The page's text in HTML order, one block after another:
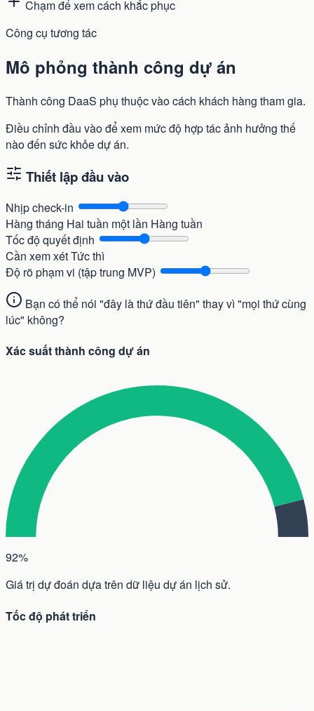
Chạm để xem cách khắc phục
Công cụ tương tác
Mô phỏng thành công dự án
Thành công DaaS phụ thuộc vào cách khách hàng tham gia.
Điều chỉnh đầu vào để xem mức độ hợp tác ảnh hưởng thế
nào đến sức khỏe dự án.
Thiết lập đầu vào
Nhịp check-in
Hàng tháng Hai tuần một lần Hàng tuần
Tốc độ quyết định
Cần xem xétTức thì
Độ rõ phạm vi (tập trung MVP)
Bạn có thể nói "đây là thứ đầu tiên" thay vì "mọi thứ cùng
lúc" không?
Xác suất thành công dự án
92%
Giá trị dự đoán dựa trên dữ liệu dự án lịch sử.
Tốc độ phát triển